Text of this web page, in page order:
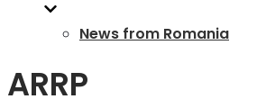
News from Romania
ARRP